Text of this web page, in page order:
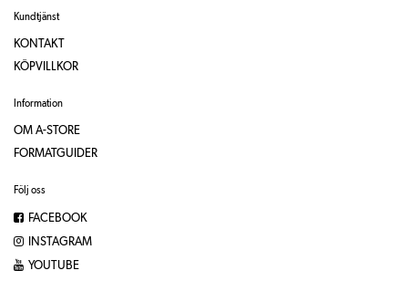
Kundtjänst
KONTAKT
KÖPVILLKOR
Information
OM A-STORE
FORMATGUIDER
Följ oss
FACEBOOK
INSTAGRAM
YOUTUBE